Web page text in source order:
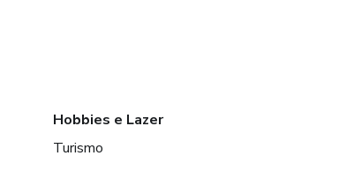
Hobbies e Lazer
Turismo